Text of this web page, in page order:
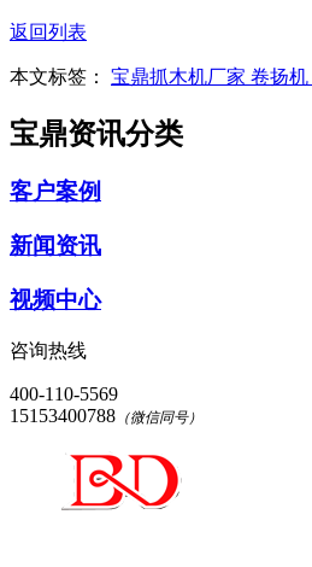
返回列表
本文标签： 宝鼎抓木机厂家 卷扬机
宝鼎资讯分类
客户案例
新闻资讯
视频中心
咨询热线
400-110-5569
15153400788 （微信同号）